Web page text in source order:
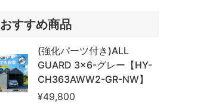
おすすめ商品
(強化パーツ付き)ALL
GUARD 3×6-グレー【HY-
CH363AWW2-GR-NW】
¥49,800